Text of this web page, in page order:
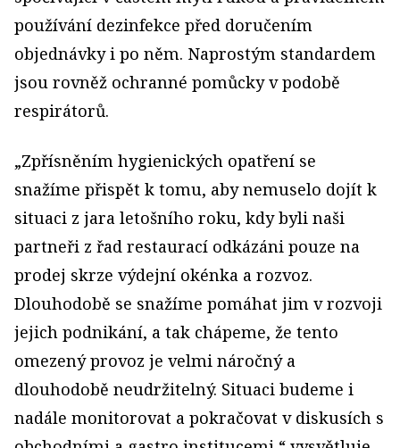
používání dezinfekce před doručením
objednávky i po něm. Naprostým standardem
jsou rovněž ochranné pomůcky v podobě
respirátorů.
„Zpřísněním hygienických opatření se
snažíme přispět k tomu, aby nemuselo dojít k
situaci z jara letošního roku, kdy byli naši
partneři z řad restaurací odkázáni pouze na
prodej skrze výdejní okénka a rozvoz.
Dlouhodobě se snažíme pomáhat jim v rozvoji
jejich podnikání, a tak chápeme, že tento
omezený provoz je velmi náročný a
dlouhodobě neudržitelný. Situaci budeme i
nadále monitorovat a pokračovat v diskusích s